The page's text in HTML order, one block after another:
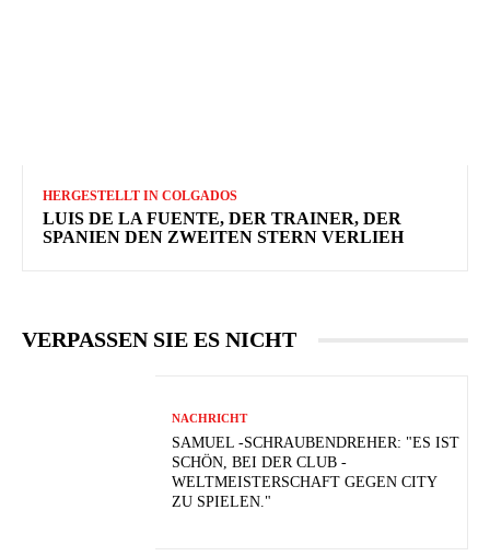
HERGESTELLT IN COLGADOS
LUIS DE LA FUENTE, DER TRAINER, DER
SPANIEN DEN ZWEITEN STERN VERLIEH
VERPASSEN SIE ES NICHT
NACHRICHT
SAMUEL -SCHRAUBENDREHER: "ES IST
SCHÖN, BEI DER CLUB -
WELTMEISTERSCHAFT GEGEN CITY
ZU SPIELEN."